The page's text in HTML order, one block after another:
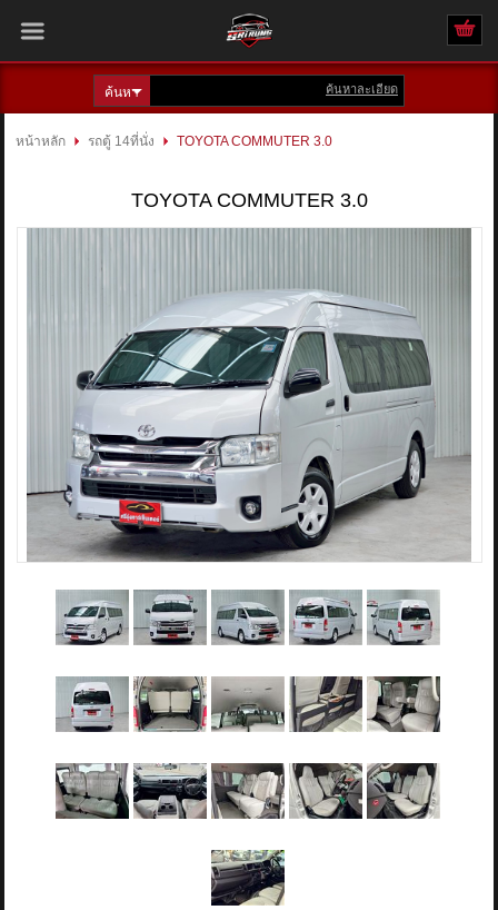
เข้าสู่ระบบ
ค้นหาละเอียด
หน้าหลัก รถตู้ 14ที่นั่ง TOYOTA COMMUTER 3.0
TOYOTA COMMUTER 3.0